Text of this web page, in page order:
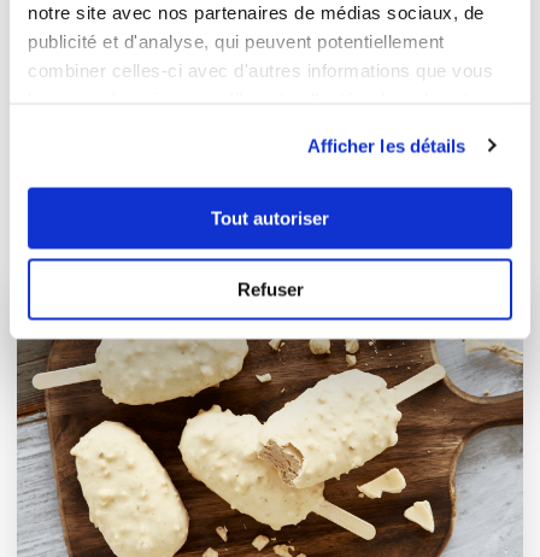
notre site avec nos partenaires de médias sociaux, de
publicité et d'analyse, qui peuvent potentiellement
combiner celles-ci avec d'autres informations que vous
Afficher les détails
Tout autoriser
Refuser
0 commentaire
À la une en ce moment